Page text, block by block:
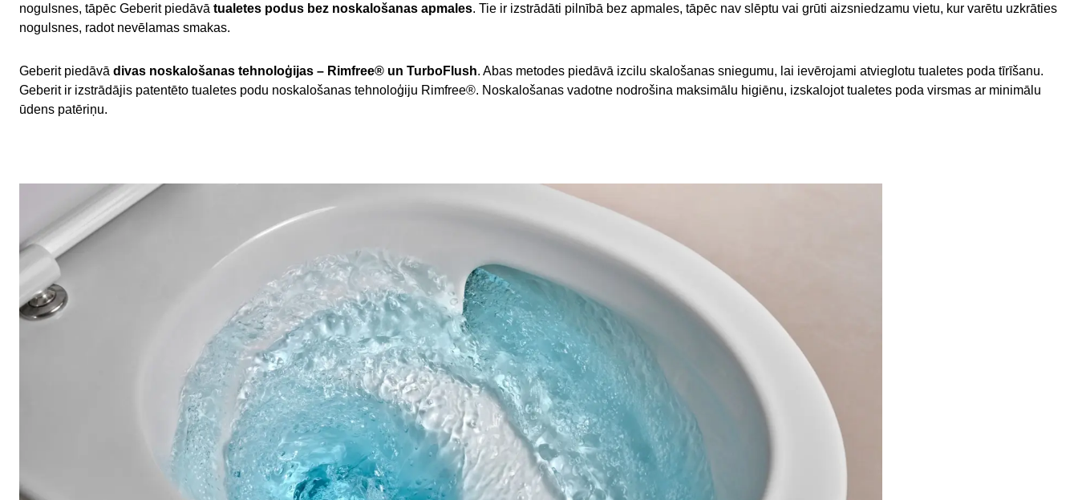
nogulsnes, tāpēc Geberit piedāvā tualetes podus bez noskalošanas apmales. Tie ir izstrādāti pilnībā bez apmales, tāpēc nav slēptu vai grūti aizsniedzamu vietu, kur varētu uzkrāties
nogulsnes, radot nevēlamas smakas.
Geberit piedāvā divas noskalošanas tehnoloģijas – Rimfree® un TurboFlush. Abas metodes piedāvā izcilu skalošanas sniegumu, lai ievērojami atvieglotu tualetes poda tīrīšanu.
Geberit ir izstrādājis patentēto tualetes podu noskalošanas tehnoloģiju Rimfree®. Noskalošanas vadotne nodrošina maksimālu higiēnu, izskalojot tualetes poda virsmas ar minimālu
ūdens patēriņu.